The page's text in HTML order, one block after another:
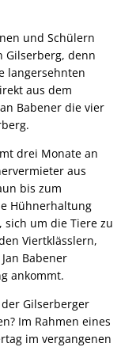
und Schülern
Gilserberg, denn
langersehnten
aus dem
Babener die vier
drei Monate an
aus
bis zum
Hühnerhaltung
sich um die Tiere zu
Viertklässlern,
Babener
ankommt.
Gilserberger
Im Rahmen eines
im vergangenen